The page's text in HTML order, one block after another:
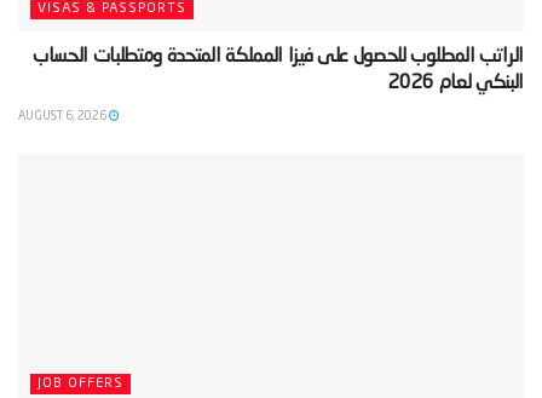
VISAS & PASSPORTS
‫الراتب المطلوب للحصول على فيزا المملكة المتحدة ومتطلبات الحساب
البنكي لعام 2026‬
JOB OFFERS